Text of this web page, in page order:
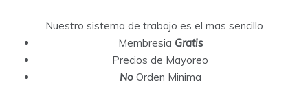
Nuestro sistema de trabajo es el mas sencillo
Membresia Gratis
Precios de Mayoreo
NoOrden Minima